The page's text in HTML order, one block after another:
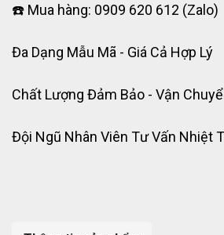
☎️ Mua hàng: 0909 620 612 (Zalo)
Đa Dạng Mẫu Mã - Giá Cả Hợp Lý
Chất Lượng Đảm Bảo - Vận
Đội Ngũ Nhân Viên Tư Vấn Nhiệt